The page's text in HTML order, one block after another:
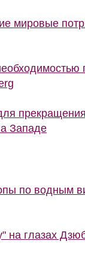
мировые
Западе
по водным
на глазах